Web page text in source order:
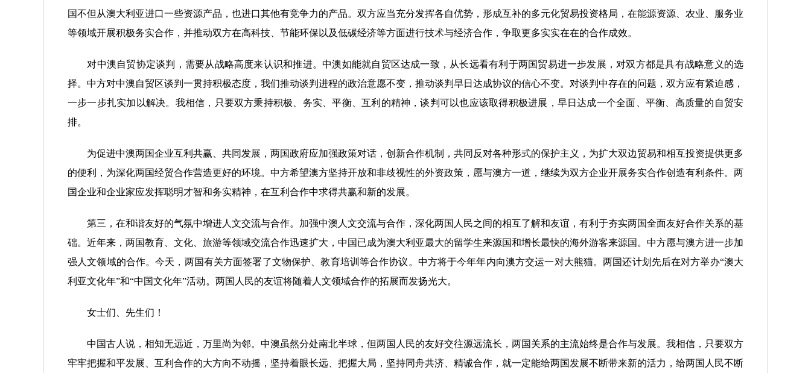
国不但从澳大利亚进口一些资源产品，也进口其他有竞争力的产品。双方应当充分发挥各自优势，形成互补的多元化贸易投资格局，在能源资源、农业、服务业
等领域开展积极务实合作，并推动双方在高科技、节能环保以及低碳经济等方面进行技术与经济合作，争取更多实实在在的合作成效。
对中澳自贸协定谈判，需要从战略高度来认识和推进。中澳如能就自贸区达成一致，从长远看有利于两国贸易进一步发展，对双方都是具有战略意义的选
择。中方对中澳自贸区谈判一贯持积极态度，我们推动谈判进程的政治意愿不变，推动谈判早日达成协议的信心不变。对谈判中存在的问题，双方应有紧迫感，
一步一步扎实加以解决。我相信，只要双方秉持积极、务实、平衡、互利的精神，谈判可以也应该取得积极进展，早日达成一个全面、平衡、高质量的自贸安
排。
为促进中澳两国企业互利共赢、共同发展，两国政府应加强政策对话，创新合作机制，共同反对各种形式的保护主义，为扩大双边贸易和相互投资提供更多
的便利，为深化两国经贸合作营造更好的环境。中方希望澳方坚持开放和非歧视性的外资政策，愿与澳方一道，继续为双方企业开展务实合作创造有利条件。两
国企业和企业家应发挥聪明才智和务实精神，在互利合作中求得共赢和新的发展。
第三，在和谐友好的气氛中增进人文交流与合作。加强中澳人文交流与合作，深化两国人民之间的相互了解和友谊，有利于夯实两国全面友好合作关系的基
础。近年来，两国教育、文化、旅游等领域交流合作迅速扩大，中国已成为澳大利亚最大的留学生来源国和增长最快的海外游客来源国。中方愿与澳方进一步加
强人文领域的合作。今天，两国有关方面签署了文物保护、教育培训等合作协议。中方将于今年年内向澳方交运一对大熊猫。两国还计划先后在对方举办“澳大
利亚文化年”和“中国文化年”活动。两国人民的友谊将随着人文领域合作的拓展而发扬光大。
女士们、先生们！
中国古人说，相知无远近，万里尚为邻。中澳虽然分处南北半球，但两国人民的友好交往源远流长，两国关系的主流始终是合作与发展。我相信，只要双方
牢牢把握和平发展、互利合作的大方向不动摇，坚持着眼长远、把握大局，坚持同舟共济、精诚合作，就一定能给两国发展不断带来新的活力，给两国人民不断